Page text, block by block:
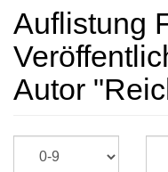
Auflistung
Autor